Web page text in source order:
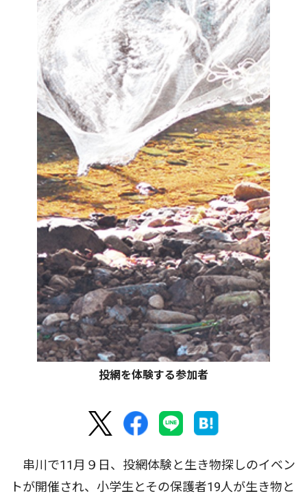
投網を体験する参加者
串川で11月９日、投網体験と生き物探しのイベン
トが開催され、小学生とその保護者19人が生き物と